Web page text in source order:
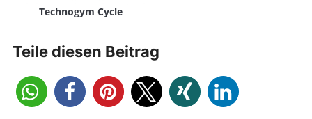
Technogym Cycle
Teile diesen Beitrag